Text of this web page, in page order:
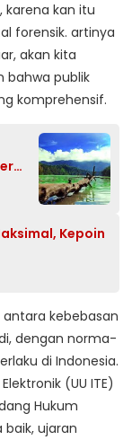
karena kan itu
forensik. artinya
akan kita
bahwa publik
komprehensif.
Kepoin
kebebasan
dengan norma-
di Indonesia.
(UU ITE)
Hukum
ujaran